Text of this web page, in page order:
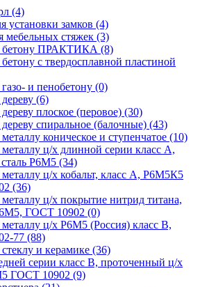
(4)
установки замков (4)
мебельных стяжек (3)
бетону ПРАКТИКА (8)
с твердосплавной пластиной
и пенобетону (0)
(6)
плоское (перовое) (30)
спиральное (балочные) (43)
коническое и ступенчатое (10)
ц/х длинной серии класс А,
Р6М5 (34)
ц/х кобальт, класс А, Р6М5К5
(36)
ц/х покрытие нитрид титана,
ГОСТ 10902 (0)
ц/х Р6М5 (Россия) класс В,
77 (88)
и керамике (36)
серии класс В, проточенный ц/х
ГОСТ 10902 (9)